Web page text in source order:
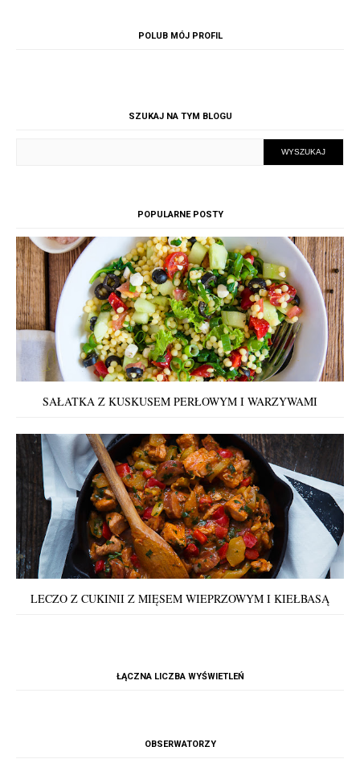
POLUB MÓJ PROFIL
SZUKAJ NA TYM BLOGU
POPULARNE POSTY
SAŁATKA Z KUSKUSEM PERŁOWYM I WARZYWAMI
LECZO Z CUKINII Z MIĘSEM WIEPRZOWYM I KIEŁBASĄ
ŁĄCZNA LICZBA WYŚWIETLEŃ
OBSERWATORZY